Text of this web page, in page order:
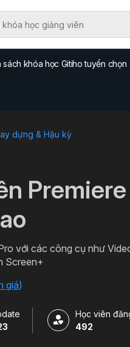
sách khóa học Gitiho tuyển chọn
dựng & Hậu kỳ
với các công cụ như
Screen+
giá)
Học viên
492